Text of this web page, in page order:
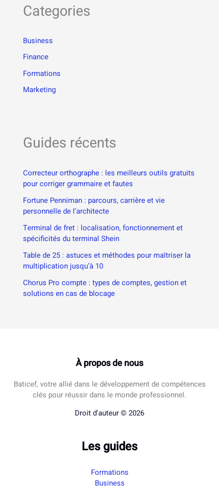
Categories
Business
Finance
Formations
Marketing
Guides récents
Correcteur orthographe : les meilleurs outils gratuits
pour corriger grammaire et fautes
Fortune Penniman : parcours, carrière et vie
personnelle de l’architecte
Terminal de fret : localisation, fonctionnement et
spécificités du terminal Shein
Table de 25 : astuces et méthodes pour maîtriser la
multiplication jusqu’à 10
Chorus Pro compte : types de comptes, gestion et
solutions en cas de blocage
À propos de nous
Baticef, votre allié dans le développement de compétences
clés pour réussir dans le monde professionnel.
Droit d'auteur © 2026
Les guides
Formations
Business